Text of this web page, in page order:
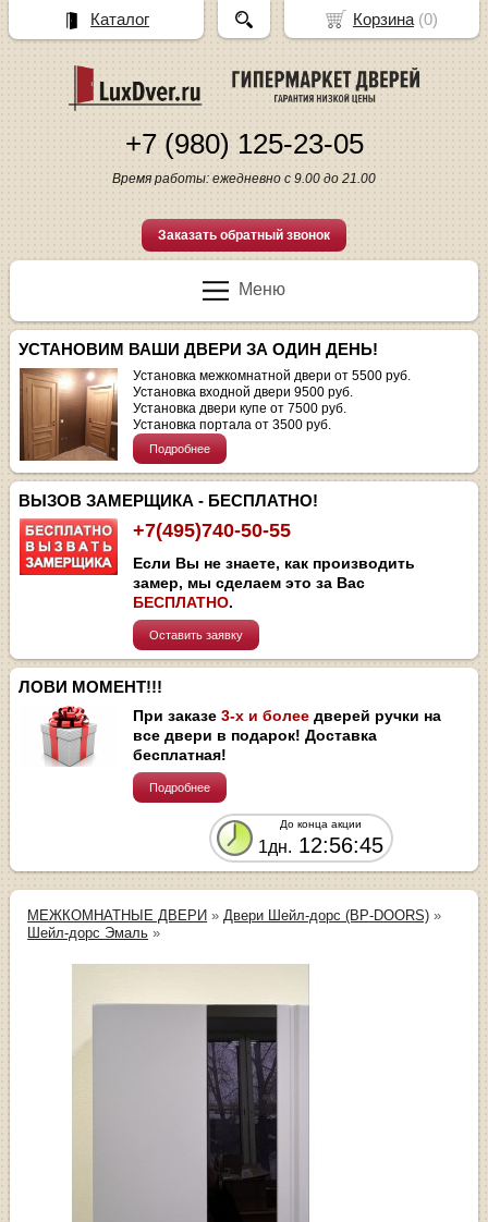
+7 (980) 125-23-05
Время работы: ежедневно с 9.00 до 21.00
Заказать обратный звонок
Меню
УСТАНОВИМ ВАШИ ДВЕРИ ЗА ОДИН ДЕНЬ!
Установка межкомнатной двери от 5500 руб.
Установка входной двери 9500 руб.
Установка двери купе от 7500 руб.
Установка портала от 3500 руб.
Подробнее
ВЫЗОВ ЗАМЕРЩИКА - БЕСПЛАТНО!
+7(495)740-50-55
Если Вы не знаете, как производить
замер, мы сделаем это за Вас
БЕСПЛАТНО.
Оставить заявку
ЛОВИ МОМЕНТ!!!
При заказе3-х и более дверей ручки на
все двери в подарок! Доставка
бесплатная!
Подробнее
До конца акции
1дн. 12:56:45
МЕЖКОМНАТНЫЕ ДВЕРИ » Двери Шейл-дорс (BP-DOORS) »
Шейл-дорс Эмаль »
Корзина(0)
Каталог